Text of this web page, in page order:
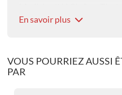
perioperative antibiotic
09/2015 - 05/2016
Pferdepraxis Syke
En savoir plus
VOUS POURRIEZ AUSSI
PAR